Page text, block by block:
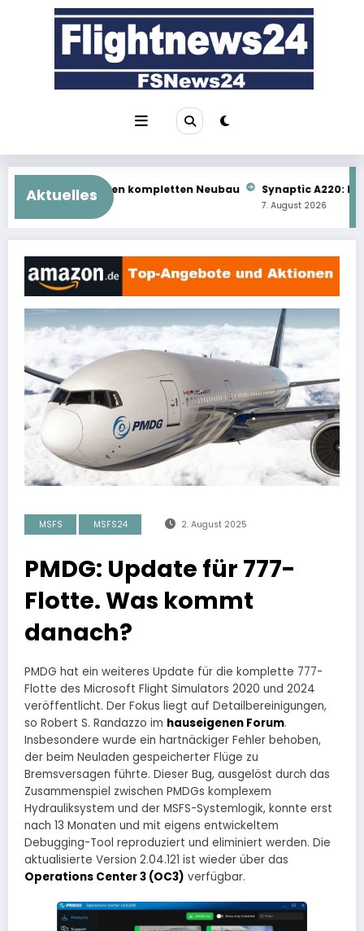
Aktuelles
Neubau Synaptic A220: Das kommt als Nächstes
MSFS MSFS24 2. August 2025
PMDG: Update für 777-
Flotte. Was kommt
danach?
PMDG hat ein weiteres Update für die komplette 777-
Flotte des Microsoft Flight Simulators 2020 und 2024
veröffentlicht. Der Fokus liegt auf Detailbereinigungen,
so Robert S. Randazzo im hauseigenen Forum.
Insbesondere wurde ein hartnäckiger Fehler behoben,
der beim Neuladen gespeicherter Flüge zu
Bremsversagen führte. Dieser Bug, ausgelöst durch das
Zusammenspiel zwischen PMDGs komplexem
Hydrauliksystem und der MSFS-Systemlogik, konnte erst
nach 13 Monaten und mit eigens entwickeltem
Debugging-Tool reproduziert und eliminiert werden. Die
aktualisierte Version 2.04.121 ist wieder über das
Operations Center 3 (OC3) verfügbar.